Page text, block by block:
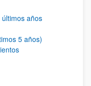
años
5 años)